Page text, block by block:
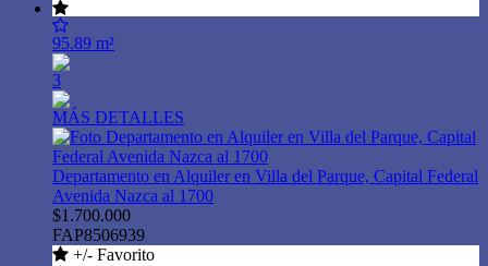
95.89 m²
3
MÁS DETALLES
Departamento en Alquiler en Villa del Parque, Capital Federal
Avenida Nazca al 1700
$1.700.000
FAP8506939
+/- Favorito